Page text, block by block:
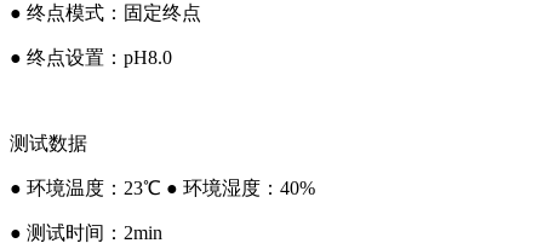
● 终点模式：固定终点
● 终点设置：pH8.0
测试数据
● 环境温度：23℃ ● 环境湿度：40%
● 测试时间：2min